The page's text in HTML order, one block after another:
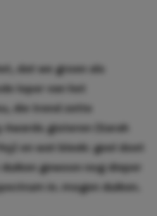
dat wegroen als
loper van het
die trend zette
gisteren (
Sarah
) en wat bleek: geel doet
gewoon nog dieper
in. mogen duiken.